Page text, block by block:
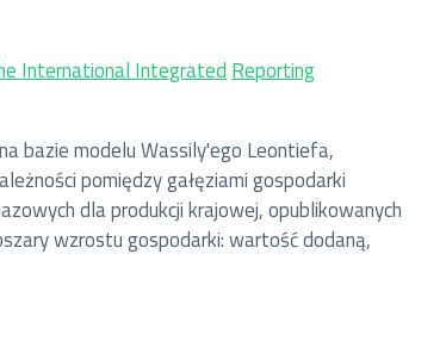
International IntegratedReporting
bazie modelu Wassily'ego Leontiefa,
pomiędzy gałęziami gospodarki
dla produkcji krajowej, opublikowanych
wzrostu gospodarki: wartość dodaną,